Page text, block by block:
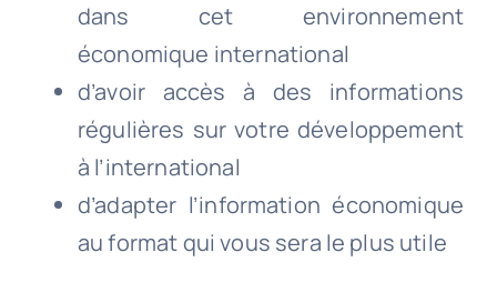
dans cet environnement
économique international
d’avoir accès à des informations
régulières sur votre développement
à l’international
d’adapter l’information économique
au format qui vous sera le plus utile